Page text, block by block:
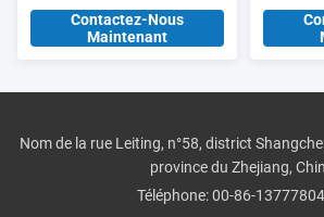
Contactez-Nous
Maintenant
HT309A
Nom de la rue Leiting, n°58, district
province du Zhejiang,
Téléphone:00-86-